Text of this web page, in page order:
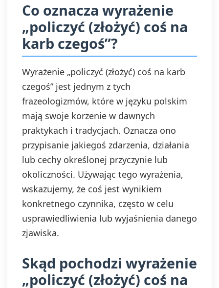
Co oznacza wyrażenie
„policzyć (złożyć) coś na
karb czegoś”?
Wyrażenie „policzyć (złożyć) coś na karb
czegoś” jest jednym z tych
frazeologizmów, które w języku polskim
mają swoje korzenie w dawnych
praktykach i tradycjach. Oznacza ono
przypisanie jakiegoś zdarzenia, działania
lub cechy określonej przyczynie lub
okoliczności. Używając tego wyrażenia,
wskazujemy, że coś jest wynikiem
konkretnego czynnika, często w celu
usprawiedliwienia lub wyjaśnienia danego
zjawiska.
Skąd pochodzi wyrażenie
„policzyć (złożyć) coś na